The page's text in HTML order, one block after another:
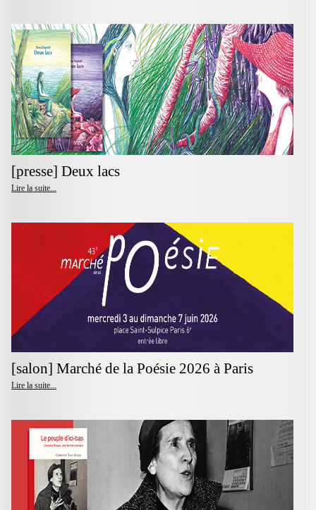
[presse] Deux lacs
Lire la suite...
[salon] Marché de la Poésie 2026 à Paris
Lire la suite...